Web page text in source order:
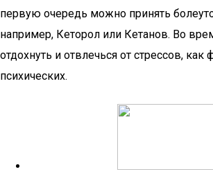
первую очередь можно принять
например, Кеторол или Кетанов. Во
отдохнуть и отвлечься от стрессов, как
психических.